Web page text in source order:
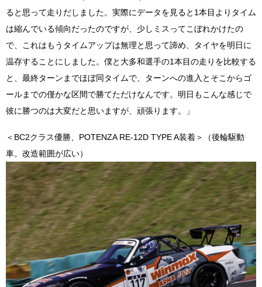
ると思って走りだしました。実際にデータを見ると1本目よりタイム
は縮んでいる傾向だったのですが、少しミスってこぼれかけたの
で、これはもうタイムアップは無理と思って諦め、タイヤを明日に
温存することにしました。僕と大多和選手の1本目の走りを比較する
と、最終ターンまでほぼ同タイムで、ターンへの進入とそこからゴ
ールまでの僅かな区間で勝てただけなんです。明日もこんな感じで
彼に勝つのは大変だと思いますが、頑張ります。」
＜BC2クラス優勝、POTENZA RE-12D TYPE A装着＞（後輪駆動
車。改造範囲が広い）